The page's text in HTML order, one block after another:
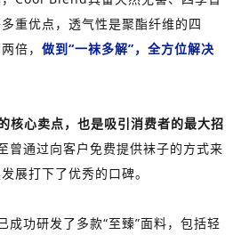
重优点，透气性是聚酯纤维的四
倍， 做到“一袜多解”，全方位解决
核心卖点，也是吸引消费者的最大招
曾通过向客户免费提供袜子的方式来
展打下了优秀的口碑。
功研发了多款“至臻”面料，包括轻